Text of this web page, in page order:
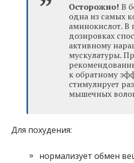
Осторожно! В
одна из самых
аминокислот. В
дозировках
активному
мускулатуры.
к обратному
стимулирует
мышечных
Для похудения:
нормализует обмен